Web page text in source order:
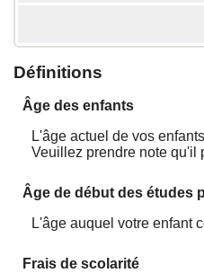
Définitions
Âge des enfants
L'âge actuel de vos
Veuillez prendre note qu'il
Âge de début des études
L'âge auquel votre enfant
Frais de scolarité